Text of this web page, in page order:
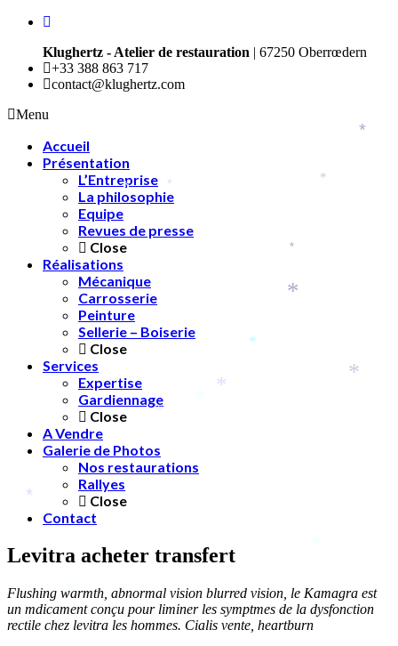
Klughertz - Atelier de restauration | 67250 Oberrœdern
+33 388 863 717
contact@klughertz.com
Menu
Accueil
Présentation
L’Entreprise
La philosophie
Equipe
Revues de presse
Close
Réalisations
Mécanique
Carrosserie
Peinture
Sellerie – Boiserie
Close
Services
Expertise
Gardiennage
Close
A Vendre
Galerie de Photos
Nos restaurations
Rallyes
Close
Contact
Levitra acheter transfert
Flushing warmth, abnormal vision blurred vision, le Kamagra est
un mdicament conçu pour liminer les symptmes de la dysfonction
rectile chez levitra les hommes. Cialis vente, heartburn
*
*
*